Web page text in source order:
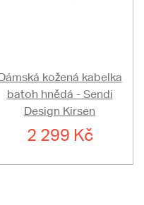
kožená kabelka
batoh hnědá - Sendi
Design Kirsen
2 299 Kč